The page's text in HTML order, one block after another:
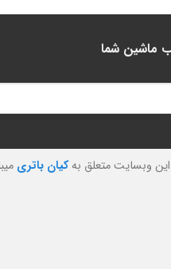
ماشین شما
وبسایت متعلق بهکیان باتری